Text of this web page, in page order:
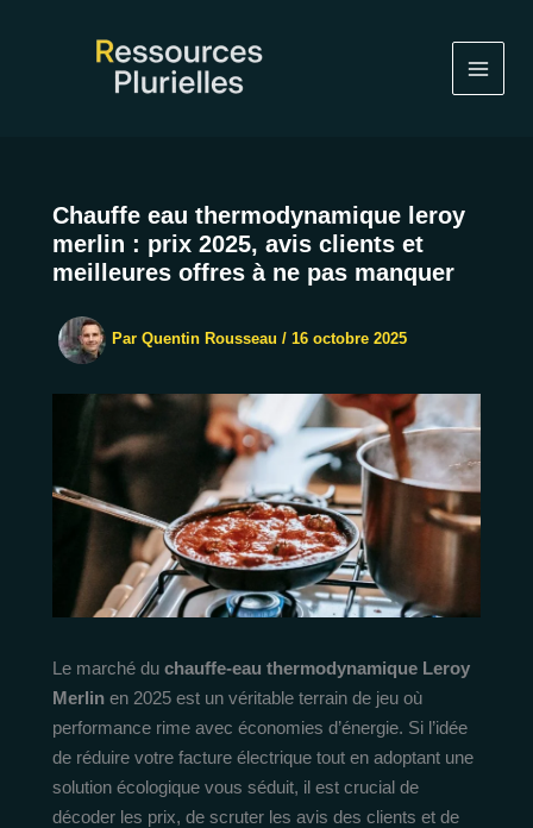
Chauffe eau thermodynamique leroy
merlin : prix 2025, avis clients et
meilleures offres à ne pas manquer
Par Quentin Rousseau / 16 octobre 2025
Le marché du chauffe-eau thermodynamique Leroy
Merlin en 2025 est un véritable terrain de jeu où
performance rime avec économies d’énergie. Si l’idée
de réduire votre facture électrique tout en adoptant une
solution écologique vous séduit, il est crucial de
décoder les prix, de scruter les avis des clients et de